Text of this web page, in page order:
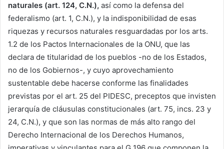
naturales (art. 124, C.N.), así como la defensa del
federalismo (art. 1, C.N.), y la indisponibilidad de esas
riquezas y recursos naturales resguardadas por los arts.
1.2 de los Pactos Internacionales de la ONU, que las
declara de titularidad de los pueblos -no de los Estados,
no de los Gobiernos-, y cuyo aprovechamiento
sustentable debe hacerse conforme las finalidades
previstas por el art. 25 del PIDESC, preceptos que invisten
jerarquía de cláusulas constitucionales (art. 75, incs. 23 y
24, C.N.), y que son las normas de más alto rango del
Derecho Internacional de los Derechos Humanos,